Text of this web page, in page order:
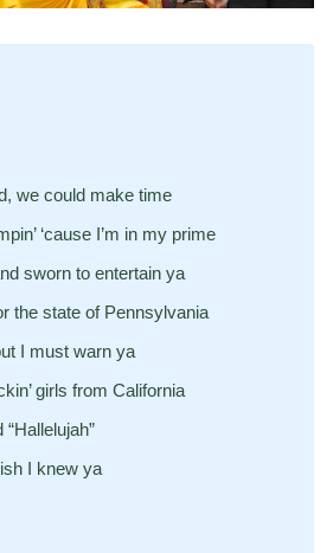
we could make time
‘cause I’m in my prime
sworn to entertain ya
the state of Pennsylvania
I must warn ya
girls from California
I knew ya